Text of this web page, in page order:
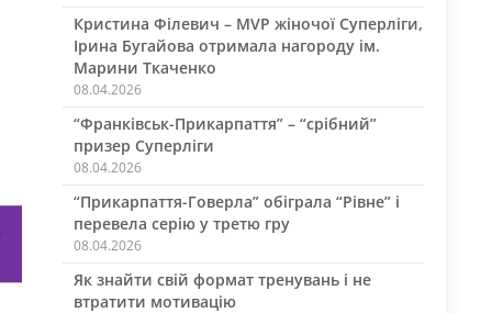
Кристина Філевич – MVP жіночої Суперліги,
Ірина Бугайова отримала нагороду ім.
Марини Ткаченко
08.04.2026
“Франківськ-Прикарпаття” – “срібний”
призер Суперліги
08.04.2026
“Прикарпаття-Говерла” обіграла “Рівне” і
перевела серію у третю гру
08.04.2026
Як знайти свій формат тренувань і не
втратити мотивацію